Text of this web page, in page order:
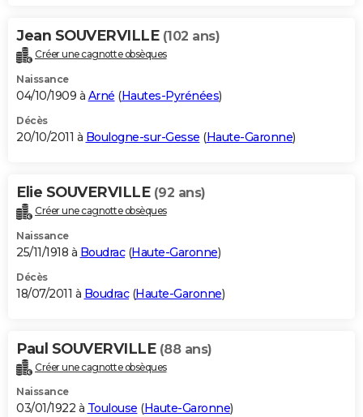
Jean SOUVERVILLE (102 ans)
Créer une cagnotte obsèques
Naissance
04/10/1909 à Arné (Hautes-Pyrénées)
Décès
20/10/2011 à Boulogne-sur-Gesse (Haute-Garonne)
Elie SOUVERVILLE (92 ans)
Créer une cagnotte obsèques
Naissance
25/11/1918 à Boudrac(Haute-Garonne)
Décès
18/07/2011 à Boudrac(Haute-Garonne)
Paul SOUVERVILLE (88 ans)
Créer une cagnotte obsèques
Naissance
03/01/1922 à Toulouse (Haute-Garonne)